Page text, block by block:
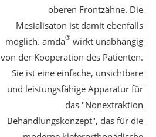
oberen Frontzähne. Die
Mesialisaton ist damit ebenfalls
möglich. amda® wirkt unabhängig
von der Kooperation des Patienten.
Sie ist eine einfache, unsichtbare
und leistungsfähige Apparatur für
das "Nonextraktion
Behandlungskonzept", das für die